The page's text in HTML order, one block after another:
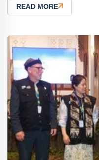
READ MORE